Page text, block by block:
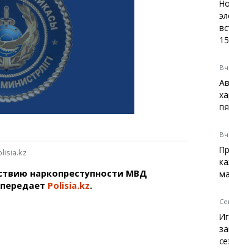
Темиртау
Балхаш
Жезказган
Справочник
Расписание транспорта
Каталог компаний
наркопреступности МВД
Polisia.kz.